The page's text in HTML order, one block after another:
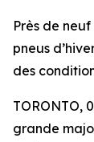
Près de
pneus
des
TORONTO,
grande